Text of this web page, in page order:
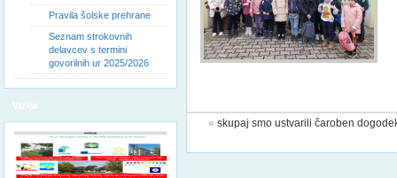
Pravila šolske prehrane
Seznam strokovnih
delavcev s termini
govorilnih ur 2025/2026
Vizija
« skupaj smo ustvarili čaroben